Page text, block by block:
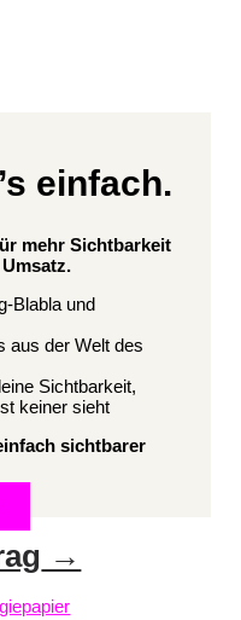
einfach.
mehr Sichtbarkeit
Blabla und
aus der Welt des
Sichtbarkeit,
keiner sieht
sichtbarer
→